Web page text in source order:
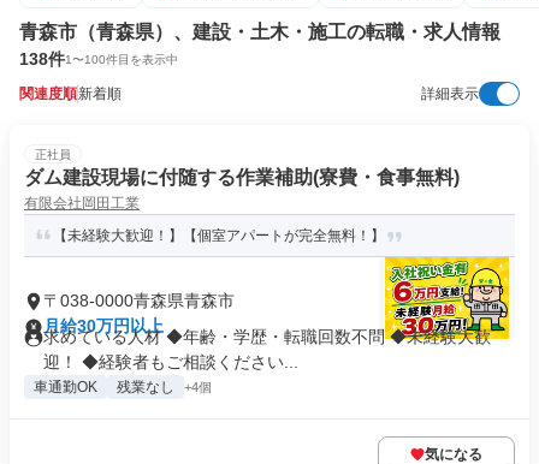
青森市（青森県）、建設・土木・施工の転職・求人情報
138件1〜100件目を表示中
関連度順新着順 詳細表示
正社員
ダム建設現場に付随する作業補助(寮費・食事無料)
有限会社岡田工業
【未経験大歓迎！】【個室アパートが完全無料！】
〒038-0000青森県青森市
月給30万円以上
求めている人材 ◆年齢・学歴・転職回数不問 ◆未経験大歓
迎！ ◆経験者もご相談ください...
車通勤OK 残業なし +4個
気になる